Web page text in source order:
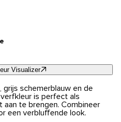
Visualizer
grijs schemerblauw en de
is perfect als
aan te brengen. Combineer
een verbluffende look.